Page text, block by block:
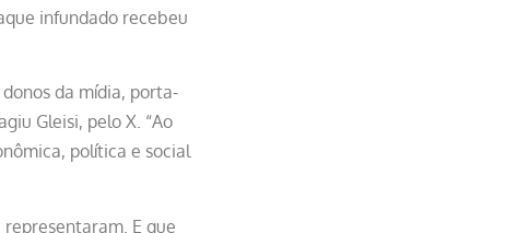
infundado recebeu
da mídia, porta-
Gleisi, pelo X. “Ao
política e social
E que